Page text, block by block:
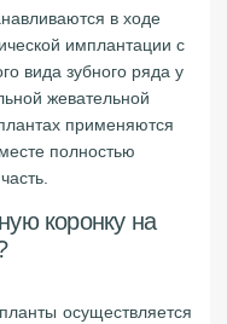
в ходе
имплантации с
вида зубного ряда у
жевательной
применяются
полностью
коронку на
осуществляется